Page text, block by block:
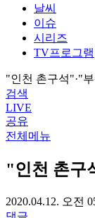
날씨
이슈
시리즈
TV프로그램
"인천 촌구석"·"
검색
LIVE
공유
전체메뉴
"인천 촌구
2020.04.12. 오전